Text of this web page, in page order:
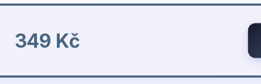
349 Kč